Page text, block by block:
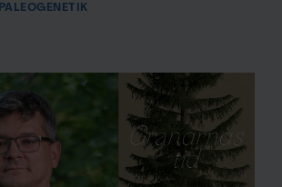
PALEOGENETIK